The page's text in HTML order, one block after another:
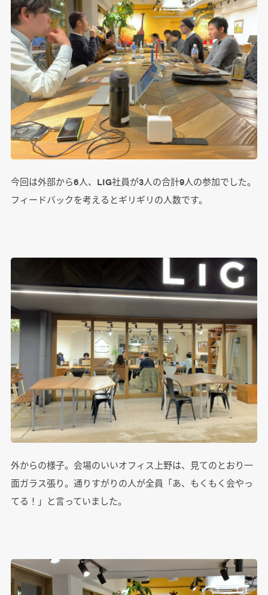
今回は外部から6人、LIG社員が3人の合計9人の参加でした。
フィードバックを考えるとギリギリの人数です。
外からの様子。会場のいいオフィス上野は、見てのとおり一
面ガラス張り。通りすがりの人が全員「あ、もくもく会やっ
てる！」と言っていました。